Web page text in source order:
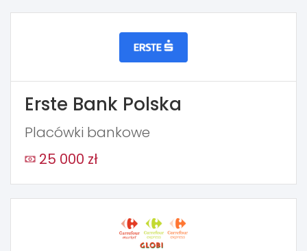
Erste Bank Polska
Placówki bankowe
25 000 zł